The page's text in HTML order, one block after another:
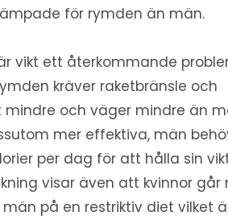
för rymden än män.
vikt ett återkommande
kräver raketbränsle och
mindre och väger mindre än
mer effektiva, män
per dag för att hålla sin
visar även att kvinnor går
på en restriktiv diet vilket